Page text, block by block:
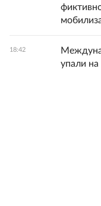
18:42
упали